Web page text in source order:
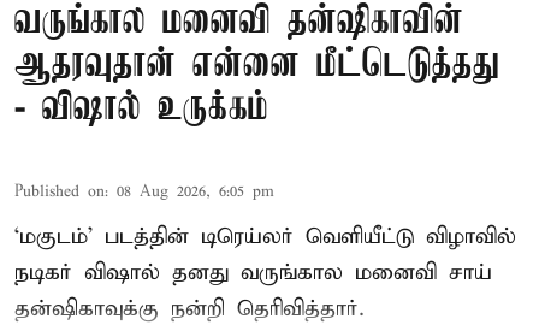
வருங்கால மனைவி தன்ஷிகாவின்
ஆதரவுதான் என்னை மீட்டெடுத்தது
- விஷால் உருக்கம்
Published on: 08 Aug 2026, 6:05 pm
‘மகுடம்’ படத்தின் டிரெய்லர் வெளியீட்டு விழாவில்
நடிகர் விஷால் தனது வருங்கால மனைவி சாய்
தன்ஷிகாவுக்கு நன்றி தெரிவித்தார்.